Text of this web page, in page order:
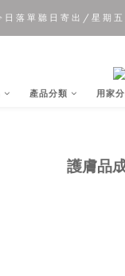
夏 日 優 惠
日 落 單 聽 日 寄 出 / 星 期 五
產品分類 用家
護膚品